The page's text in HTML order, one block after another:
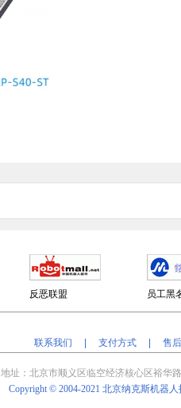
反恶联盟 员工黑
联系我们 |支付方式 |售
地址：北京市顺义区临空经济核心区裕华
Copyright © 2004-2021北京纳克斯机器